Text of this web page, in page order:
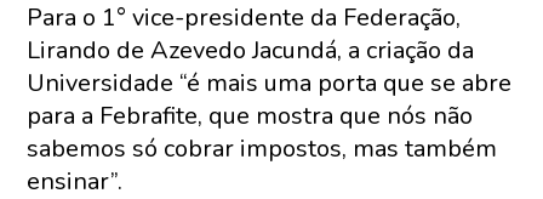
Para o 1° vice-presidente da Federação,
Lirando de Azevedo Jacundá, a criação da
Universidade “é mais uma porta que se abre
para a Febrafite, que mostra que nós não
sabemos só cobrar impostos, mas também
ensinar”.